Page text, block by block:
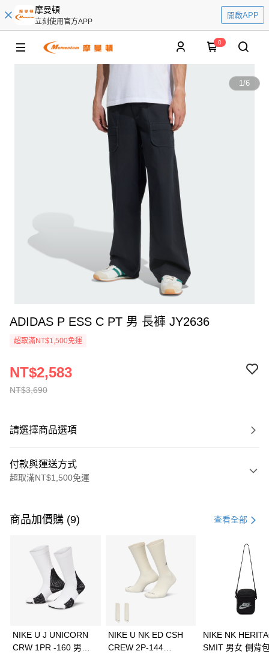
摩曼頓
立刻使用官方APP
開啟APP
0
1/6
ADIDAS P ESS C PT 男 長褲 JY2636
超取滿NT$1,500免運
NT$3,690
NT$2,583
請選擇商品選項
付款與運送方式
超取滿NT$1,500免運
信用卡一次付款
3 期 0 利率 每期 21家銀行
合作金庫商業銀行
第一商業銀行
華南商業銀行
彰化商業銀行
上海商業儲蓄銀行
Apple Pay
全盈+PAY
商品加價購 (9) 查看全部
NIKE U J UNICORN
CRW 1PR -160 男女
NIKE U NK ED CSH
CREW 2P-144
NIKE NK
SMIT 男女 側背